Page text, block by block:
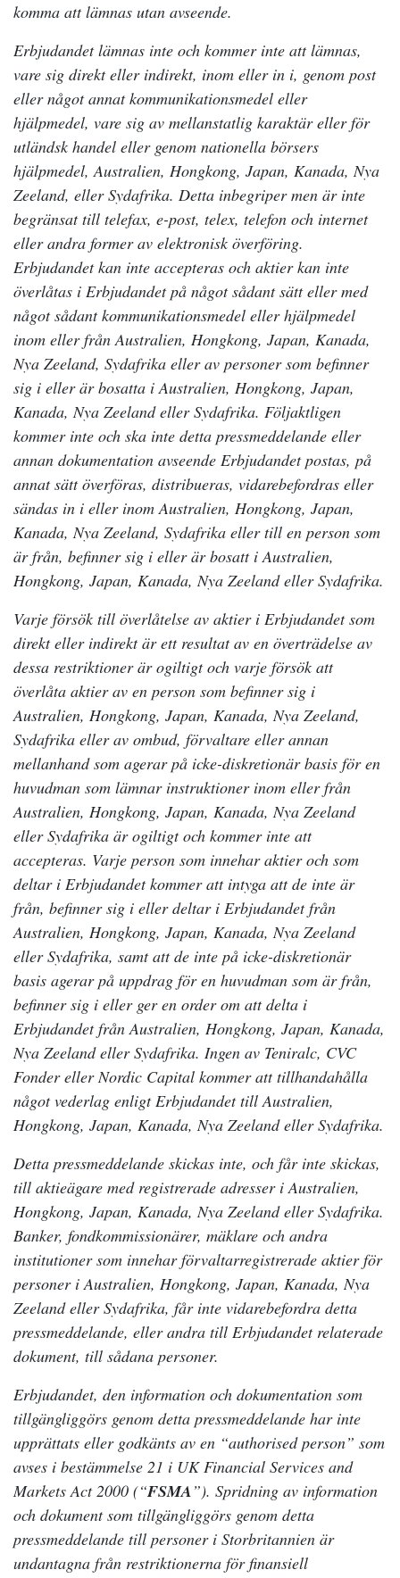
komma att lämnas utan avseende.
Erbjudandet lämnas inte och kommer inte att lämnas,
vare sig direkt eller indirekt, inom eller in i, genom post
eller något annat kommunikationsmedel eller
hjälpmedel, vare sig av mellanstatlig karaktär eller för
utländsk handel eller genom nationella börsers
hjälpmedel, Australien, Hongkong, Japan, Kanada, Nya
Zeeland, eller Sydafrika. Detta inbegriper men är inte
begränsat till telefax, e-post, telex, telefon och internet
eller andra former av elektronisk överföring.
Erbjudandet kan inte accepteras och aktier kan inte
överlåtas i Erbjudandet på något sådant sätt eller med
något sådant kommunikationsmedel eller hjälpmedel
inom eller från Australien, Hongkong, Japan, Kanada,
Nya Zeeland, Sydafrika eller av personer som befinner
sig i eller är bosatta i Australien, Hongkong, Japan,
Kanada, Nya Zeeland eller Sydafrika. Följaktligen
kommer inte och ska inte detta pressmeddelande eller
annan dokumentation avseende Erbjudandet postas, på
annat sätt överföras, distribueras, vidarebefordras eller
sändas in i eller inom Australien, Hongkong, Japan,
Kanada, Nya Zeeland, Sydafrika eller till en person som
är från, befinner sig i eller är bosatt i Australien,
Hongkong, Japan, Kanada, Nya Zeeland eller Sydafrika.
Varje försök till överlåtelse av aktier i Erbjudandet som
direkt eller indirekt är ett resultat av en överträdelse av
dessa restriktioner är ogiltigt och varje försök att
överlåta aktier av en person som befinner sig i
Australien, Hongkong, Japan, Kanada, Nya Zeeland,
Sydafrika eller av ombud, förvaltare eller annan
mellanhand som agerar på icke-diskretionär basis för en
huvudman som lämnar instruktioner inom eller från
Australien, Hongkong, Japan, Kanada, Nya Zeeland
eller Sydafrika är ogiltigt och kommer inte att
accepteras. Varje person som innehar aktier och som
deltar i Erbjudandet kommer att intyga att de inte är
från, befinner sig i eller deltar i Erbjudandet från
Australien, Hongkong, Japan, Kanada, Nya Zeeland
eller Sydafrika, samt att de inte på icke-diskretionär
basis agerar på uppdrag för en huvudman som är från,
befinner sig i eller ger en order om att delta i
Erbjudandet från Australien, Hongkong, Japan, Kanada,
Nya Zeeland eller Sydafrika. Ingen av Teniralc, CVC
Fonder eller Nordic Capital kommer att tillhandahålla
något vederlag enligt Erbjudandet till Australien,
Hongkong, Japan, Kanada, Nya Zeeland eller Sydafrika.
Detta pressmeddelande skickas inte, och får inte skickas,
till aktieägare med registrerade adresser i Australien,
Hongkong, Japan, Kanada, Nya Zeeland eller Sydafrika.
Banker, fondkommissionärer, mäklare och andra
institutioner som innehar förvaltarregistrerade aktier för
personer i Australien, Hongkong, Japan, Kanada, Nya
Zeeland eller Sydafrika, får inte vidarebefordra detta
pressmeddelande, eller andra till Erbjudandet relaterade
dokument, till sådana personer.
Erbjudandet, den information och dokumentation som
tillgängliggörs genom detta pressmeddelande har inte
upprättats eller godkänts av en “authorised person” som
avses i bestämmelse 21 i UK Financial Services and
Markets Act 2000 (“FSMA”). Spridning av information
och dokument som tillgängliggörs genom detta
pressmeddelande till personer i Storbritannien är
undantagna från restriktionerna för finansiell